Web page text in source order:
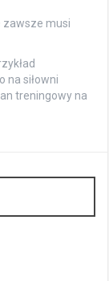
zawsze musi
na siłowni
treningowy na